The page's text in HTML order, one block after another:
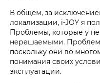
В общем, за
локализации, i‑JOY я
Проблемы, которые у
нерешаемыми.
поскольку они во
понимания своих
эксплуатации.